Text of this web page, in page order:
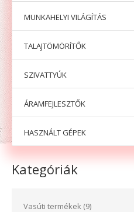
MUNKAHELYI VILÁGÍTÁS
TALAJTÖMÖRÍTŐK
SZIVATTYÚK
ÁRAMFEJLESZTŐK
HASZNÁLT GÉPEK
Kategóriák
Vasúti termékek (9)